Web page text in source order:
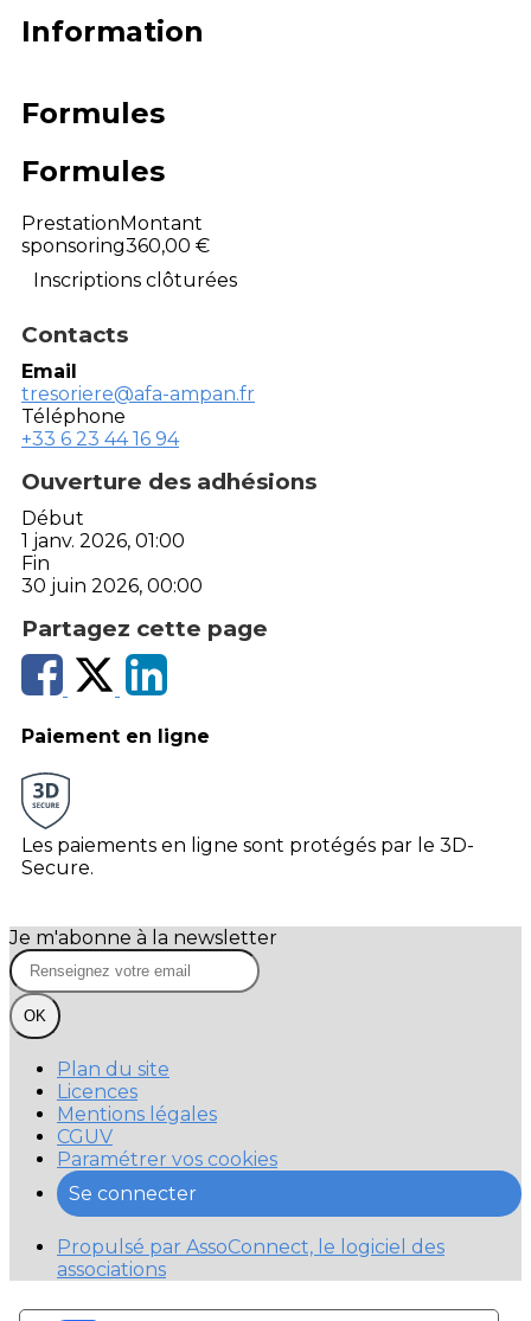
Information
Formules
Formules
PrestationMontant
sponsoring360,00 €
Inscriptions clôturées
Contacts
Email
tresoriere@afa-ampan.fr
Téléphone
+33 6 23 44 16 94
Ouverture des adhésions
Début
1 janv. 2026, 01:00
Fin
30 juin 2026, 00:00
Partagez cette page
Paiement en ligne
Les paiements en ligne sont protégés par le 3D-
Secure.
Je m'abonne à la newsletter
OK
Plan du site
Licences
Mentions légales
CGUV
Paramétrer vos cookies
Se connecter
Propulsé par AssoConnect, le logiciel des
associations